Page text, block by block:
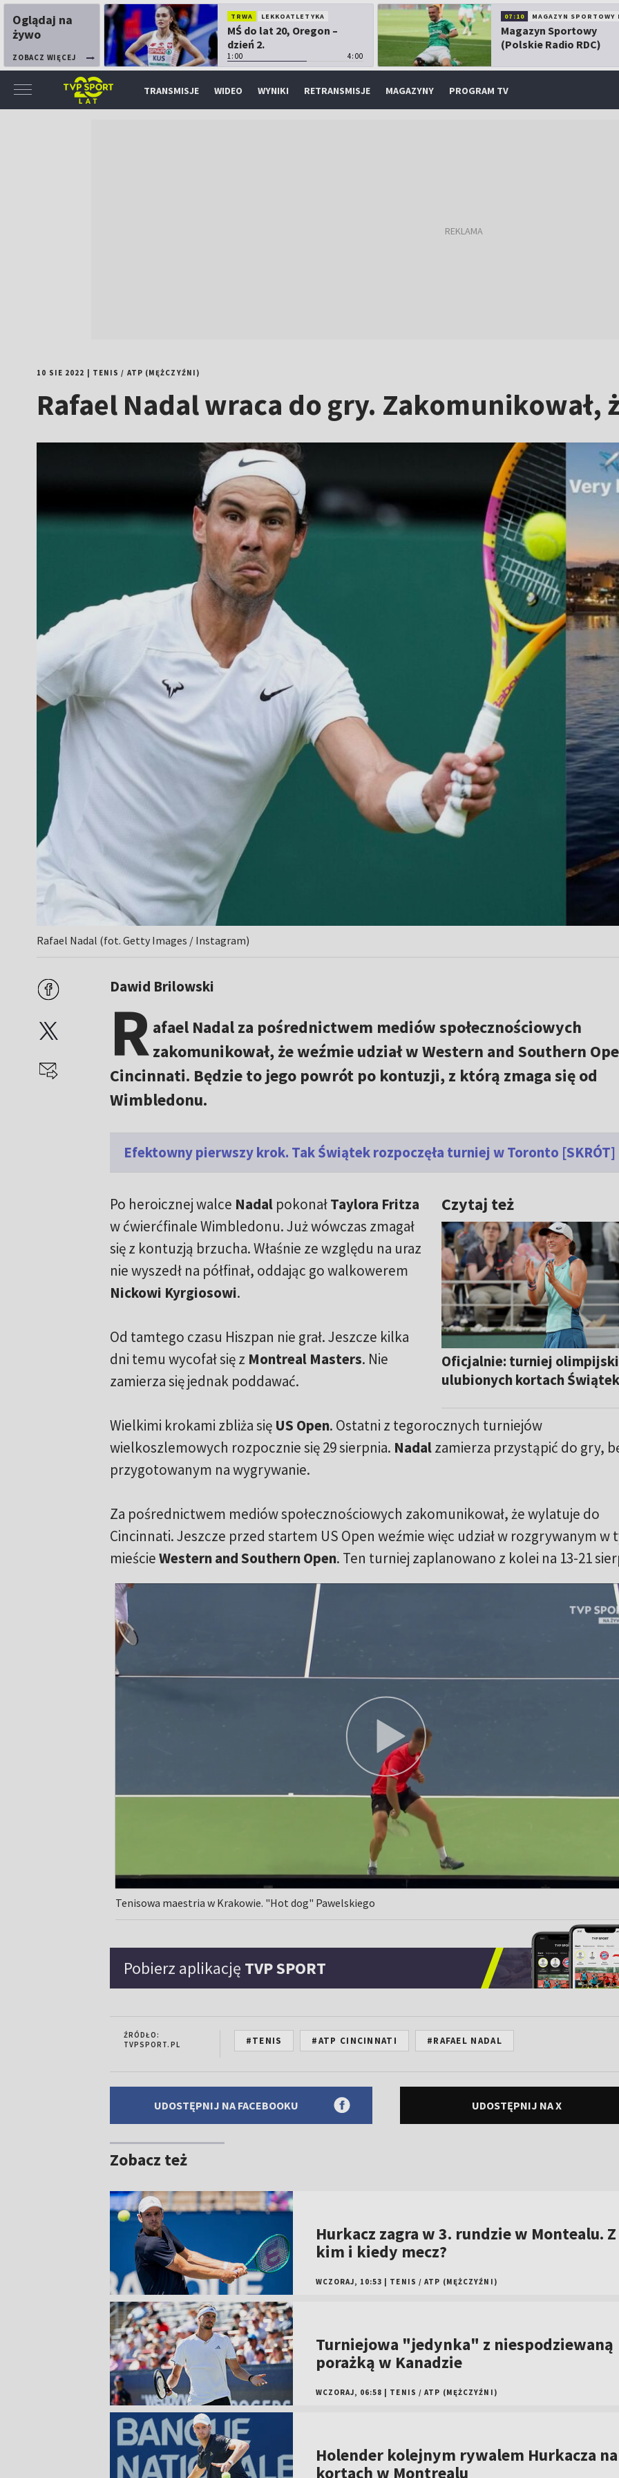
Oglądaj na
żywo
ZOBACZ WIĘCEJ
TRWA LEKKOATLETYKA
MŚ do lat 20, Oregon –
dzień 2.
1:00 4:00
07:10 MAGAZYN SPORTOWY
Magazyn Sportowy
(Polskie Radio RDC)
TRANSMISJE WIDEO WYNIKI RETRANSMISJE MAGAZYNY PROGRAM TV
10 SIE 2022 TENIS / ATP (MĘŻCZYŹNI)
Rafael Nadal wraca do gry. Zakomunikował,
Rafael Nadal (fot. Getty Images / Instagram)
Dawid Brilowski
Rafael Nadal za pośrednictwem mediów społecznościowych
zakomunikował, że weźmie udział w Western and Southern
Cincinnati. Będzie to jego powrót po kontuzji, z którą zmaga się od
Wimbledonu.
Efektowny pierwszy krok. Tak Świątek rozpoczęła turniej w Toronto [SKRÓT]
Czytaj też
Oficjalnie: turniej
ulubionych kortach
Po heroicznej walce Nadal pokonałTaylora Fritza
w ćwierćfinale Wimbledonu. Już wówczas zmagał
się z kontuzją brzucha. Właśnie ze względu na uraz
nie wyszedł na półfinał, oddając go walkowerem
Nickowi Kyrgiosowi.
Od tamtego czasu Hiszpan nie grał. Jeszcze kilka
dni temu wycofał się z Montreal Masters. Nie
zamierza się jednak poddawać.
Wielkimi krokami zbliża się US Open. Ostatni z tegorocznych turniejów
wielkoszlemowych rozpocznie się 29 sierpnia. Nadalzamierza przystąpić do gry,
przygotowanym na wygrywanie.
Za pośrednictwem mediów społecznościowych zakomunikował, że wylatuje do
Cincinnati. Jeszcze przed startem US Open weźmie więc udział w rozgrywanym w
mieścieWestern and Southern Open. Ten turniej zaplanowano z kolei na 13-21
Tenisowa maestria w Krakowie. "Hot dog" Pawelskiego
Pobierz aplikację TVP SPORT
ŹRÓDŁO:
TVPSPORT.PL
#TENIS #ATP CINCINNATI #RAFAEL NADAL
UDOSTĘPNIJ NA FACEBOOKU UDOSTĘPNIJ NA X
Zobacz też
Hurkacz zagra w 3. rundzie w Montealu. Z
kim i kiedy mecz?
WCZORAJ, 10:53 TENIS / ATP (MĘŻCZYŹNI)
Turniejowa "jedynka" z niespodziewaną
porażką w Kanadzie
WCZORAJ, 06:58 TENIS / ATP (MĘŻCZYŹNI)
Holender kolejnym rywalem Hurkacza na
kortach w Montrealu